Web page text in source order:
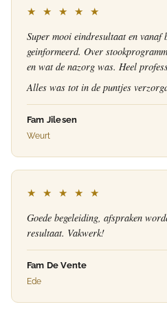
★ ★ ★ ★ ★
Super mooi eindresultaat en vanaf
geinformeerd. Over
en wat de nazorg was. Heel
Alles was tot in de puntjes
Fam Jilesen
Weurt
★ ★ ★ ★ ★
Goede begeleiding, afspraken
resultaat. Vakwerk!
Fam De Vente
Ede